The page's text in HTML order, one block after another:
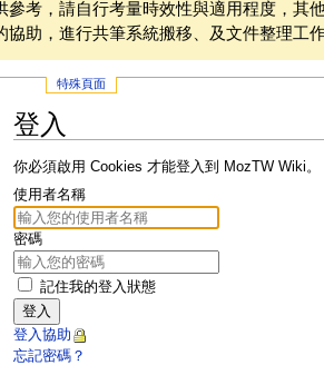
參考，請自行考量時效性與適用程度，其
協助，進行共筆系統搬移、及文件整理工
特殊頁面
登入
你必須啟用 Cookies 才能登入到 MozTW Wiki。
使用者名稱
密碼
記住我的登入狀態
登入
登入協助
忘記密碼？